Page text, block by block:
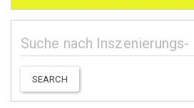
SEARCH